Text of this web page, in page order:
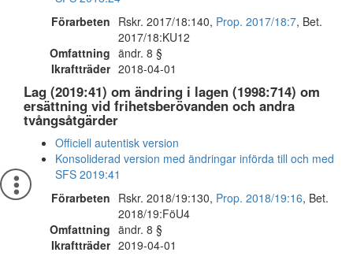
Förarbeten Rskr. 2017/18:140, Prop. 2017/18:7, Bet.
2017/18:KU12
Omfattning ändr. 8 §
Ikraftträder 2018-04-01
Lag (2019:41) om ändring i lagen (1998:714) om
ersättning vid frihetsberövanden och andra
tvångsåtgärder
Officiell autentisk version
Konsoliderad version med ändringar införda till och med
SFS 2019:41
Förarbeten Rskr. 2018/19:130, Prop. 2018/19:16, Bet.
2018/19:FöU4
Omfattning ändr. 8 §
Ikraftträder 2019-04-01